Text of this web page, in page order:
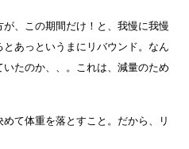
、この期間だけ！と、我慢に我慢
あっというまにリバウンド。なん
たのか、、。これは、減量のため
て体重を落とすこと。だから、リ